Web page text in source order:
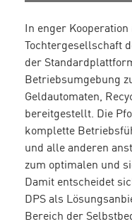
In enger
Tochtergesellschaft
der
Betriebsumgebung
Geldautomaten,
bereitgestellt. Die
komplette
und alle anderen
zum optimalen und
Damit entscheidet
DPS als
Bereich der